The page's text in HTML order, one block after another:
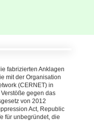
fabrizierten Anklagen
mit der Organisation
(CERNET) in
gegen das
von 2012
Act, Republic
für unbegründet, die